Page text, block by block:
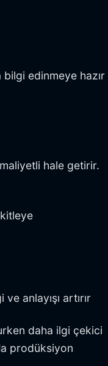
edinmeye hazır
hale getirir.
anlayışı artırır
daha ilgi çekici
prodüksiyon